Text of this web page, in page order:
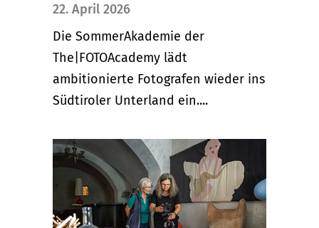
22. April 2026
Die SommerAkademie der
The|FOTOAcademy lädt
ambitionierte Fotografen wieder ins
Südtiroler Unterland ein....